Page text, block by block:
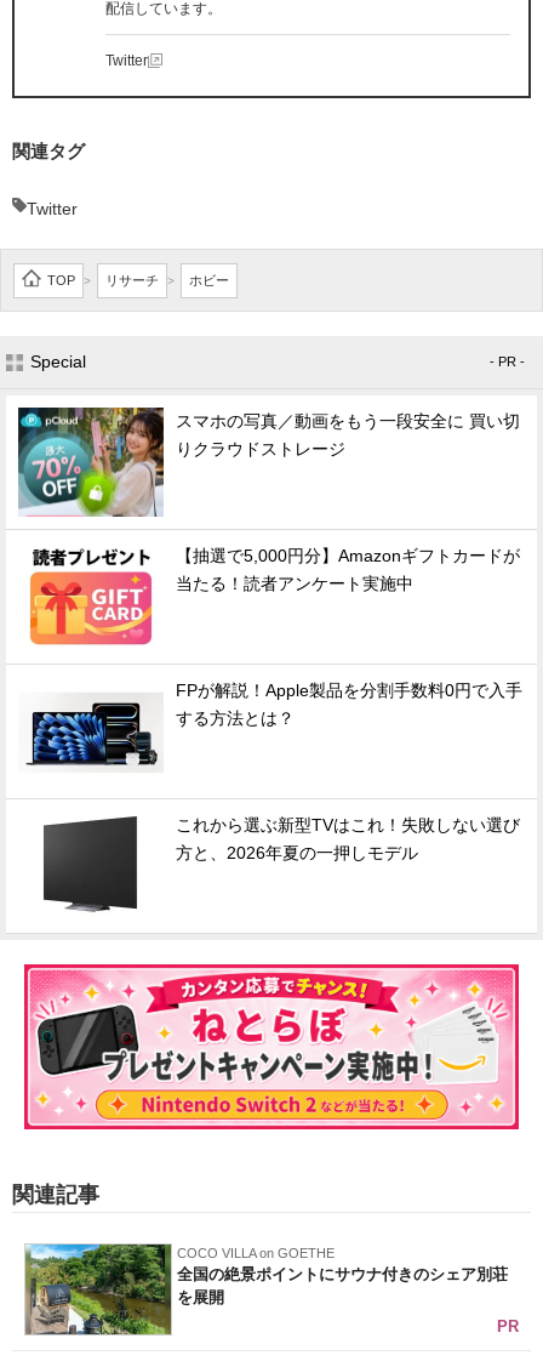
配信しています。
Twitter
関連タグ
Twitter
TOP > リサーチ > ホビー
Special - PR -
スマホの写真／動画をもう一段安全に 買い切
りクラウドストレージ
【抽選で5,000円分】Amazonギフトカードが
当たる！読者アンケート実施中
FPが解説！Apple製品を分割手数料0円で入手
する方法とは？
これから選ぶ新型TVはこれ！失敗しない選び
方と、2026年夏の一押しモデル
関連記事
COCO VILLA on GOETHE
全国の絶景ポイントにサウナ付きのシェア別荘
を展開
PR